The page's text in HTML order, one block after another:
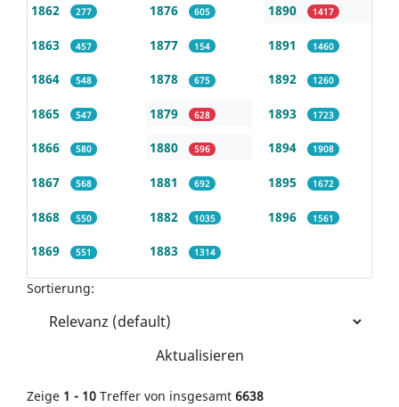
1862 277
1863 457
1864 548
1865 547
1866 580
1867 568
1868 550
1869 551
1876 605
1877 154
1878 675
1879 628
1880 596
1881 692
1882 1035
1883 1314
1890 1417
1891 1460
1892 1260
1893 1723
1894 1908
1895 1672
1896 1561
Sortierung:
Aktualisieren
Zeige 1 - 10 Treffer von insgesamt 6638